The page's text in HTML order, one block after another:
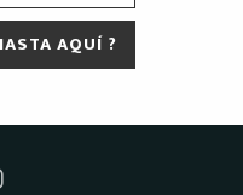
AQUÍ ?